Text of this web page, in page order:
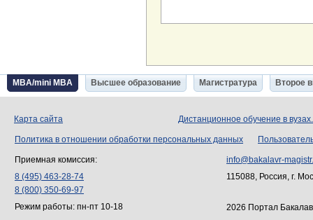
MBA/mini MBA Высшее образование Магистратура Второе
Карта сайта Дистанционное обучение в
Политика в отношении обработки персональных данных
Приемная комиссия:
8 (495) 463-28-74
8 (800) 350-69-97
Режим работы: пн-пт 10-18
info@bakalavr-
115088, Россия, г.
2026 Портал